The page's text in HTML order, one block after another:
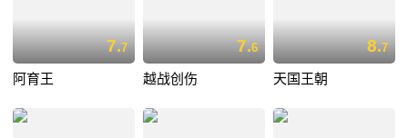
7.7
阿育王
7.6
越战创伤
8.7
天国王朝